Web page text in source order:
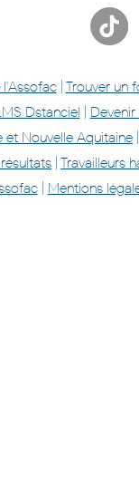
Trouver un
Dstanciel
Nouvelle Aquitaine
Travailleurs
Mentions